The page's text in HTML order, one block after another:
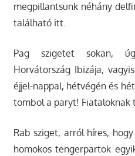
megpillantsunk néhány
található itt.
Pag szigetet sokan,
Horvátország Ibizája,
éjjel-nappal, hétvégén és
tombol a paryt! Fiataloknak
Rab sziget, arról híres,
homokos tengerpartok